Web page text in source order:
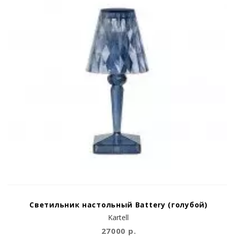
Kartell
Светильник настольный Battery (голубой)
27000 р.